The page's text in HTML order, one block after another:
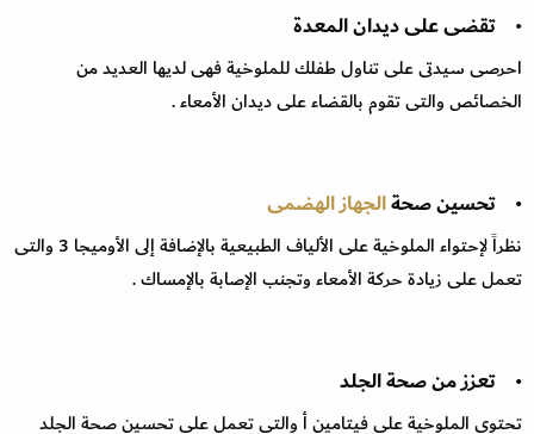
• تقضى على ديدان المعدة
احرصى سيدتى على تناول طفلك للملوخية فهى لديها العديد من
الخصائص والتى تقوم بالقضاء على ديدان الأمعاء .
• تحسين صحةالجهاز الهضمى
نظراً لإحتواء الملوخية على الألياف الطبيعية بالإضافة إلى الأوميجا 3 والتى
تعمل على زيادة حركة الأمعاء وتجنب الإصابة بالإمساك .
• تعزز من صحة الجلد
تحتوى الملوخية على فيتامين أ والتى تعمل على تحسين صحة الجلد